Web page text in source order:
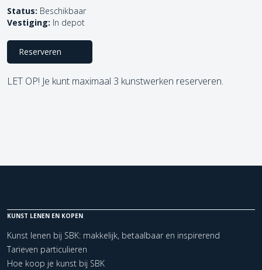
Status: Beschikbaar
Vestiging: In depot
Reserveren
LET OP! Je kunt maximaal 3 kunstwerken reserveren.
KUNST LENEN EN KOPEN
Kunst lenen bij SBK: makkelijk, betaalbaar en inspirerend
Tarieven particulieren
Hoe koop je kunst bij SBK